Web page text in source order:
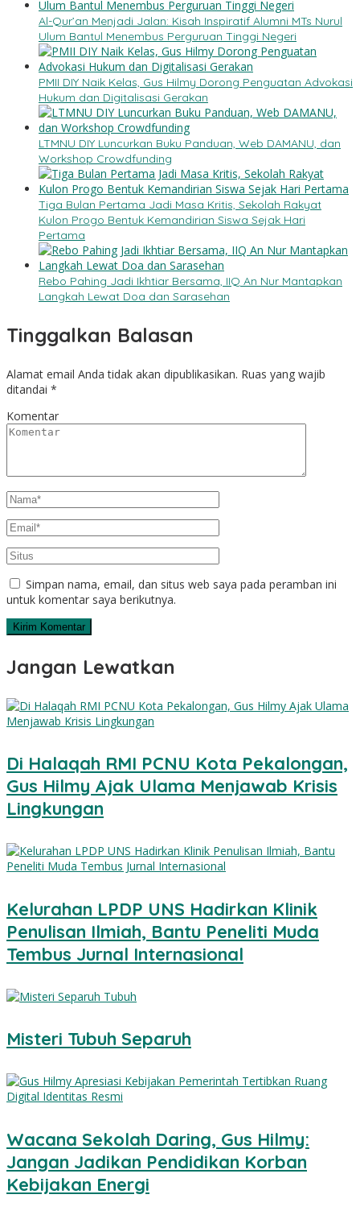
Al-Qur’an Menjadi Jalan: Kisah Inspiratif Alumni MTs Nurul
Ulum Bantul Menembus Perguruan Tinggi Negeri
PMII DIY Naik Kelas, Gus Hilmy Dorong Penguatan Advokasi
Hukum dan Digitalisasi Gerakan
LTMNU DIY Luncurkan Buku Panduan, Web DAMANU, dan
Workshop Crowdfunding
Tiga Bulan Pertama Jadi Masa Kritis, Sekolah Rakyat
Kulon Progo Bentuk Kemandirian Siswa Sejak Hari
Pertama
Rebo Pahing Jadi Ikhtiar Bersama, IIQ An Nur Mantapkan
Langkah Lewat Doa dan Sarasehan
Tinggalkan Balasan
Alamat email Anda tidak akan dipublikasikan. Ruas yang wajib
ditandai *
Komentar
Simpan nama, email, dan situs web saya pada peramban ini
untuk komentar saya berikutnya.
Jangan Lewatkan
Di Halaqah RMI PCNU Kota Pekalongan,
Gus Hilmy Ajak Ulama Menjawab Krisis
Lingkungan
Kelurahan LPDP UNS Hadirkan Klinik
Penulisan Ilmiah, Bantu Peneliti Muda
Tembus Jurnal Internasional
Misteri Tubuh Separuh
Wacana Sekolah Daring, Gus Hilmy:
Jangan Jadikan Pendidikan Korban
Kebijakan Energi